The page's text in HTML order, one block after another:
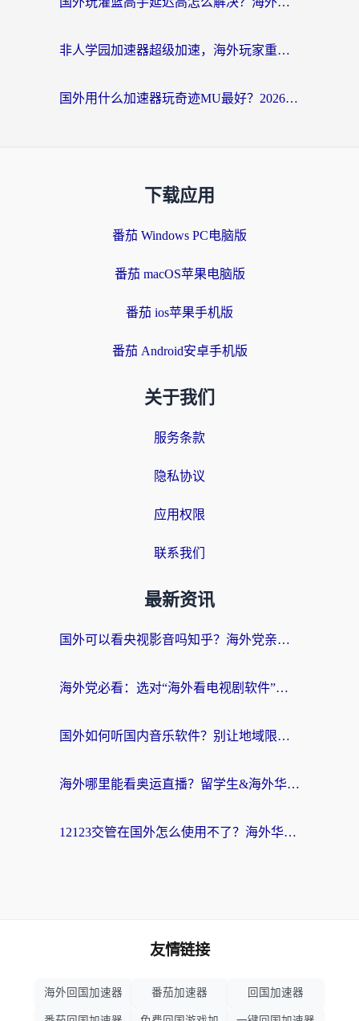
非人学园加速器超级加速，海外玩家重返国服的通行证
国外用什么加速器玩奇迹MU最好？2026海外玩家国服游戏加速全攻略
下载应用
番茄 Windows PC电脑版
番茄 macOS苹果电脑版
番茄 ios苹果手机版
番茄 Android安卓手机版
关于我们
服务条款
隐私协议
应用权限
联系我们
最新资讯
国外可以看央视影音吗知乎？海外党亲测有效的回国加速方案
海外党必看：选对“海外看电视剧软件”，再也不用愁国内剧刷不了
国外如何听国内音乐软件？别让地域限制，断了你的中文歌单
海外哪里能看奥运直播？留学生&海外华人必看的体育赛事观赛终极指南
12123交管在国外怎么使用不了？海外华人必看的无缝访问国内资源指南
友情链接
海外回国加速器 番茄加速器 回国加速器